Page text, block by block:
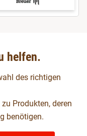
helfen.
des richtigen
Produkten, deren
benötigen.